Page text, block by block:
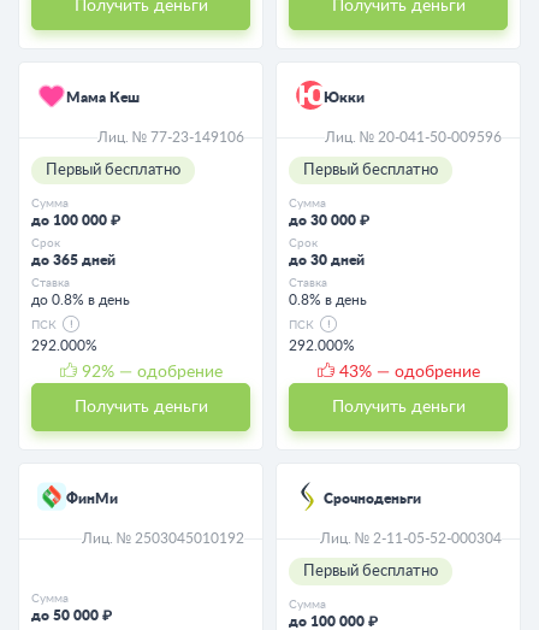
Получить деньги Получить деньги
Мама Кеш
Лиц. № 77-23-149106
Первый бесплатно
Сумма
до 100 000 ₽
Срок
до 365 дней
Ставка
до 0.8% в день
ПСК
292.000%
92% — одобрение
Получить деньги
Юкки
Лиц. № 20-041-50-009596
Первый бесплатно
Сумма
до 30 000 ₽
Срок
до 30 дней
Ставка
0.8% в день
ПСК
292.000%
43% — одобрение
Получить деньги
ФинМи
Лиц. № 2503045010192
Сумма
до 50 000 ₽
Срочноденьги
Лиц. № 2-11-05-52-000304
Первый бесплатно
Сумма
до 100 000 ₽